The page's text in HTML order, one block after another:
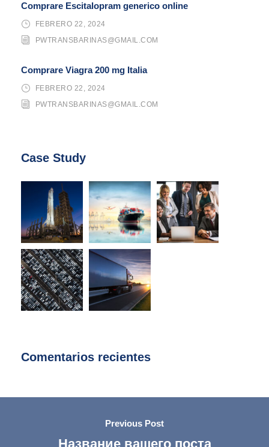
Comprare Escitalopram generico online
FEBRERO 22, 2024
PWTRANSBARINAS@GMAIL.COM
Comprare Viagra 200 mg Italia
FEBRERO 22, 2024
PWTRANSBARINAS@GMAIL.COM
Case Study
Comentarios recientes
Previous Post
Название вашего поста